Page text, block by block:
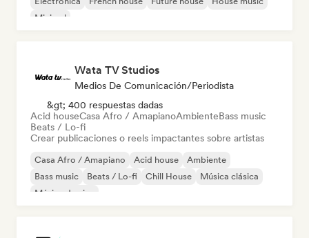
Minimal
Wata TV Studios
Medios De Comunicación/Periodista
&gt; 400 respuestas dadas
Acid houseCasa Afro / AmapianoAmbienteBass music
Beats / Lo-fi
Crear publicaciones o reels impactantes sobre artistas
Casa Afro / Amapiano Acid house
Ambiente
Bass music
Beats / Lo-fi Chill House
Música clásica
Música de cine